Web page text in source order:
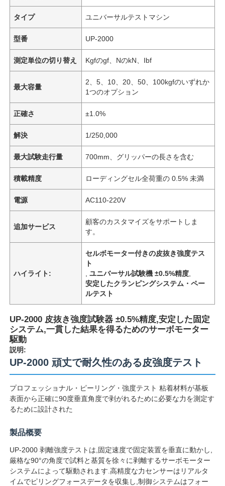
ホーム
タイプ ユニバーサルテストマシン
型番 UP-2000
測定単位の切り替え Kgfのgf、NのkN、Ibf
最大容量
2、5、10、20、50、100kgfのいずれか
1つのオプション
正確さ ±1.0%
解決 1/250,000
最大試験走行量 700mm、グリッパーの長さを含む
積載精度 ローディングセル全荷重の 0.5% 未満
電源 AC110-220V
追加サービス
顧客のカスタマイズをサポートしま
す。
ハイライト:
セルボモーター付きの皮抜き強度テス
ト
,ユニバーサル試験機 ±0.5%精度
安定したクランピングシステム・ペー
ルテスト
UP-2000 皮抜き強度試験器 ±0.5%精度,安定した固定
システム,一貫した結果を得るためのサーボモーター
駆動
説明:
UP-2000 頑丈で耐久性のある皮強度テスト
プロフェッショナル・ピーリング・強度テスト 粘着材料が基板
表面から正確に90度垂直角度で剥がれるために必要な力を測定す
るために設計された
製品概要
UP-2000 剥離強度テストは,固定速度で固定装置を垂直に動かし,
厳格な90°の角度で試料と基質を徐々に剥離するサーボモーター
システムによって駆動されます.高精度な力センサーはリアルタ
イムでピリングフォースデータを収集し,制御システムはフォー